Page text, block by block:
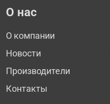
О нас
О компании
Новости
Производители
Контакты